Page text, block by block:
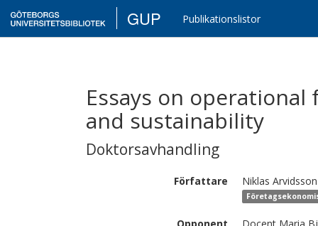
GUP Publikationslistor
Essays on
and sustainability
Doktorsavhandling
Författare Niklas Arvidsson